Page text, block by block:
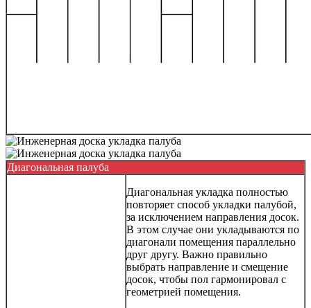
Диагональная палуба
Диагональная укладка полностью
повторяет способ укладки палубой,
за исключением направления досок.
В этом случае они укладываются по
диагонали помещения параллельно
друг другу. Важно правильно
выбрать направление и смещение
досок, чтобы пол гармонировал с
геометрией помещения.